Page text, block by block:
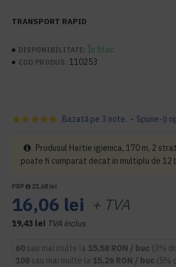
TRANSPORT RAPID
DISPONIBILITATE: În Stoc
COD PRODUS: 110253
Bazată pe 3 note. - Spune-ţi
PRP 21,68 lei
16,06 lei + TVA
19,43 lei TVA inclus
Produsul Hartie igienica, 170 m, 2
poate fi cumparat decat in multiplu de 12
60 sau mai multe la 15,58 RON / buc (3%
108 sau mai multe la 15,26 RON / buc (5%